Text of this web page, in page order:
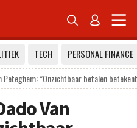
 
TECH
PERSONAL FINANCE
Peteghem: ”Onzichtbaar betalen
Van